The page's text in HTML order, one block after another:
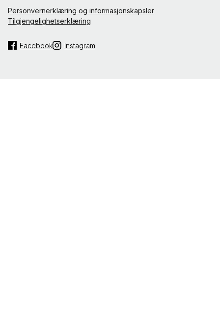
Personvernerklæring og informasjonskapsler
Tilgjengelighetserklæring
Facebook Instagram